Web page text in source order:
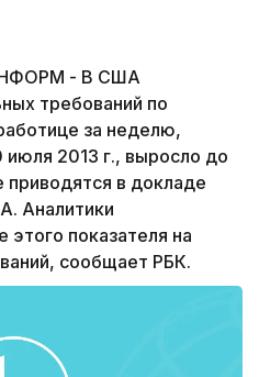
- В США
требований по
за неделю,
2013 г., выросло до
в докладе
Аналитики
этого показателя на
сообщает РБК.